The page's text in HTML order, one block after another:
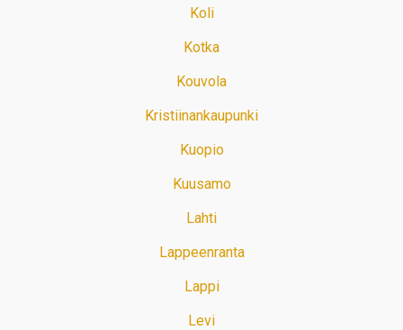
Koli
Kotka
Kouvola
Kristiinankaupunki
Kuopio
Kuusamo
Lahti
Lappeenranta
Lappi
Levi